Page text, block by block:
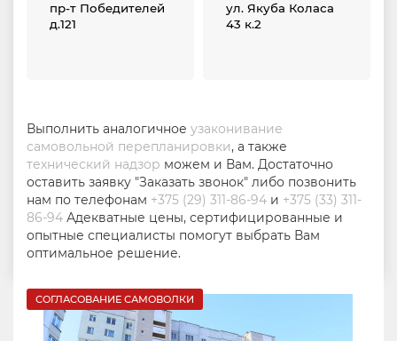
пр-т Победителей
д.121
ул. Якуба Коласа
43 к.2
Выполнить аналогичное узаконивание
самовольной перепланировки, а также
технический надзор можем и Вам. Достаточно
оставить заявку "Заказать звонок" либо позвонить
нам по телефонам +375 (29) 311-86-94 и +375 (33) 311-
86-94 Адекватные цены, сертифицированные и
опытные специалисты помогут выбрать Вам
оптимальное решение.
СОГЛАСОВАНИЕ САМОВОЛКИ